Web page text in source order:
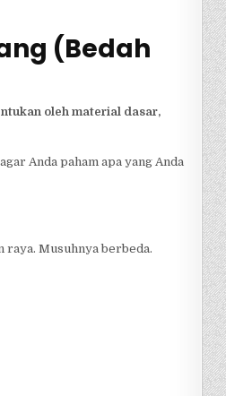
(Bedah
oleh material dasar,
Anda paham apa yang Anda
raya. Musuhnya berbeda.